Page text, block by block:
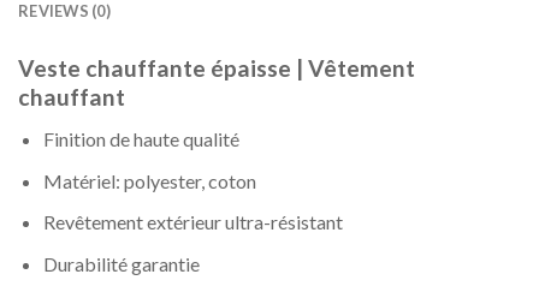
REVIEWS (0)
Veste chauffante épaisse | Vêtement
chauffant
Finition de haute qualité
Matériel: polyester, coton
Revêtement extérieur ultra-résistant
Durabilité garantie